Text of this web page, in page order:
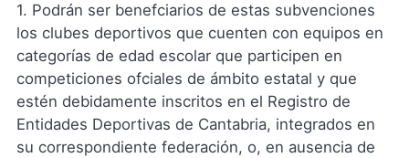
1. Podrán ser benefciarios de estas subvenciones
los clubes deportivos que cuenten con equipos en
categorías de edad escolar que participen en
competiciones ofciales de ámbito estatal y que
estén debidamente inscritos en el Registro de
Entidades Deportivas de Cantabria, integrados en
su correspondiente federación, o, en ausencia de